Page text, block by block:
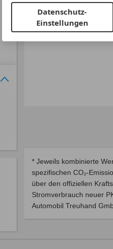
* Jeweils kombinierte
spezifischen CO₂-
über den offiziellen
Stromverbrauch neuer
Automobil Treuhand
Datenschutz-
Einstellungen